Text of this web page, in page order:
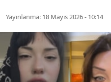
Yayınlanma: 18 Mayıs 2026 - 10:14